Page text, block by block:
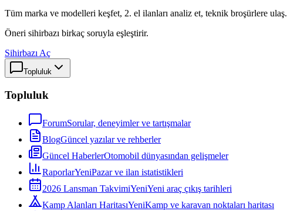
Tüm marka ve modelleri keşfet, 2. el ilanları analiz et, teknik broşürlere ulaş.
Öneri sihirbazı birkaç soruyla eşleştirir.
Sihirbazı Aç
Topluluk
Topluluk
ForumSorular, deneyimler ve tartışmalar
BlogGüncel yazılar ve rehberler
Güncel HaberlerOtomobil dünyasından gelişmeler
RaporlarYeniPazar ve ilan istatistikleri
2026 Lansman TakvimiYeniYeni araç çıkış tarihleri
Kamp Alanları HaritasıYeniKamp ve karavan noktaları haritası